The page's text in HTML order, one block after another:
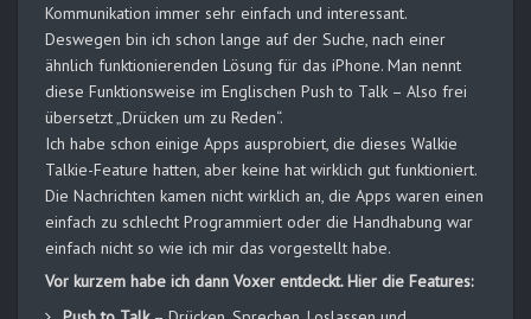
Kommunikation immer sehr einfach und interessant.
Deswegen bin ich schon lange auf der Suche, nach einer
ähnlich funktionierenden Lösung für das iPhone. Man nennt
diese Funktionsweise im Englischen Push to Talk – Also frei
übersetzt „Drücken um zu Reden“.
Ich habe schon einige Apps ausprobiert, die dieses Walkie
Talkie-Feature hatten, aber keine hat wirklich gut funktioniert.
Die Nachrichten kamen nicht wirklich an, die Apps waren einen
einfach zu schlecht Programmiert oder die Handhabung war
einfach nicht so wie ich mir das vorgestellt habe.
Vor kurzem habe ich dann Voxer entdeckt. Hier die Features: